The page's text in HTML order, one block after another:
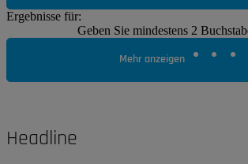
Ergebnisse für:
Geben Sie mindestens 2
Mehr anzeigen
Headline